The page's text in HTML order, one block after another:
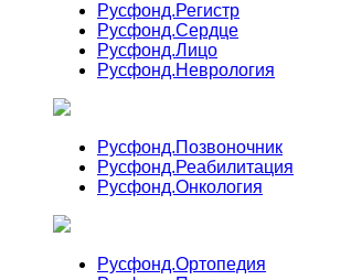
Русфонд.Регистр
Русфонд.Сердце
Русфонд.Лицо
Русфонд.Неврология
Русфонд.Позвоночник
Русфонд.Реабилитация
Русфонд.Онкология
Русфонд.Ортопедия